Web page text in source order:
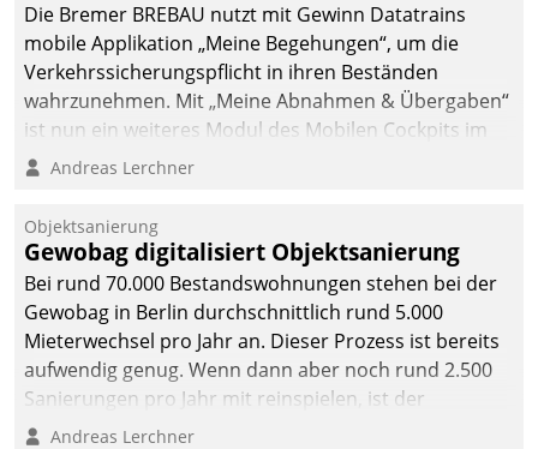
Die Bremer BREBAU nutzt mit Gewinn Datatrains
mobile Applikation „Meine Begehungen“, um die
Verkehrssicherungspflicht in ihren Beständen
wahrzunehmen. Mit „Meine Abnahmen & Übergaben“
ist nun ein weiteres Modul des Mobilen Cockpits im
Einsatz.
Andreas Lerchner
Objektsanierung
Gewobag digitalisiert Objektsanierung
Bei rund 70.000 Bestandswohnungen stehen bei der
Gewobag in Berlin durchschnittlich rund 5.000
Mieterwechsel pro Jahr an. Dieser Prozess ist bereits
aufwendig genug. Wenn dann aber noch rund 2.500
Sanierungen pro Jahr mit reinspielen, ist der
Betreuungs- und Organisationsaufwand immens. Im
Andreas Lerchner